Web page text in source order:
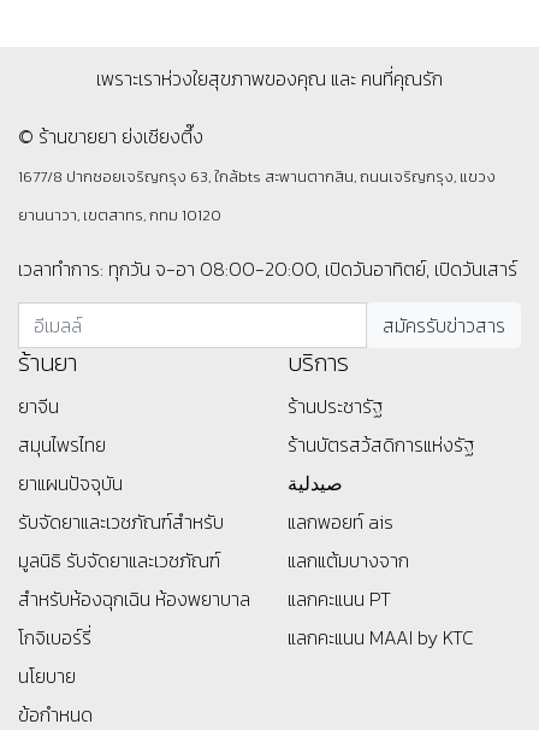
เพราะเราห่วงใยสุขภาพของคุณ และ คนที่คุณรัก
© ร้านขายยา ย่งเชียงตึ๊ง
1677/8 ปากซอยเจริญกรุง 63, ใกล้bts สะพานตากสิน, ถนนเจริญกรุง, แขวง
ยานนาวา, เขตสาทร, กทม 10120
เวลาทำการ: ทุกวัน จ-อา 08:00-20:00, เปิดวันอาทิตย์, เปิดวันเสาร์
ร้านยา
ยาจีน
สมุนไพรไทย
ยาแผนปัจจุบัน
รับจัดยาและเวชภัณฑ์สำหรับ
มูลนิธิ รับจัดยาและเวชภัณฑ์
สำหรับห้องฉุกเฉิน ห้องพยาบาล
โกจิเบอร์รี่
นโยบาย
ข้อกำหนด
บริการ
ร้านประชารัฐ
ร้านบัตรสว้สดิการแห่งรัฐ
صيدلية
แลกพอยท์ ais
แลกแต้มบางจาก
แลกคะแนน PT
แลกคะแนน MAAI by KTC